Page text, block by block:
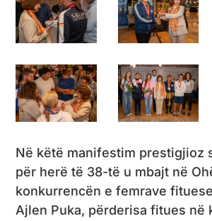
Në këtë manifestim prestigjioz
për herë të 38-të u mbajt në
konkurrencën e femrave
Ajlen Puka, përderisa fitues në